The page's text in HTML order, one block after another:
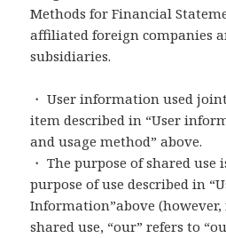
Methods for Financial
affiliated foreign companies
subsidiaries.
・ User information used
item described in “User
and usage method” above.
・ The purpose of shared use
purpose of use described in
Information”above
shared use, “our” refers to